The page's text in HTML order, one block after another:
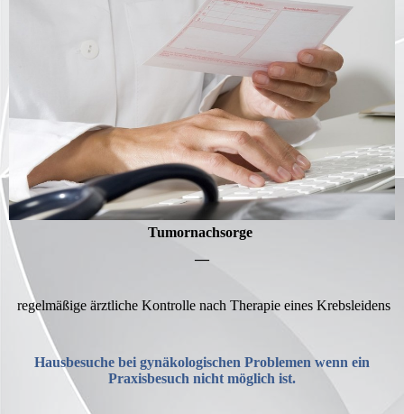
Tumornachsorge
—
regelmäßige ärztliche Kontrolle nach Therapie eines Krebsleidens
Hausbesuche bei gynäkologischen Problemen wenn ein
Praxisbesuch nicht möglich ist.